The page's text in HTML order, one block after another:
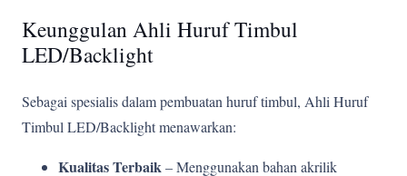
Keunggulan Ahli Huruf Timbul
LED/Backlight
Sebagai spesialis dalam pembuatan huruf timbul, Ahli Huruf
Timbul LED/Backlight menawarkan:
Kualitas Terbaik– Menggunakan bahan akrilik